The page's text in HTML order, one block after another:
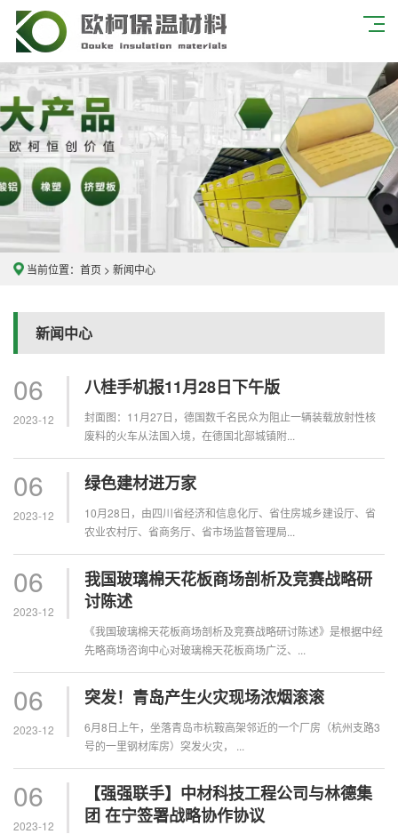
当前位置： 首页 > 新闻中心
新闻中心
06
2023-12
八桂手机报11月28日下午版
封面图：11月27日，德国数千名民众为阻止一辆装载放射性核
废料的火车从法国入境，在德国北部城镇附...
06
2023-12
绿色建材进万家
10月28日，由四川省经济和信息化厅、省住房城乡建设厅、省
农业农村厅、省商务厅、省市场监督管理局...
06
2023-12
我国玻璃棉天花板商场剖析及竞赛战略研
讨陈述
《我国玻璃棉天花板商场剖析及竞赛战略研讨陈述》是根据中经
先略商场咨询中心对玻璃棉天花板商场广泛、...
06
2023-12
突发！青岛产生火灾现场浓烟滚滚
6月8日上午，坐落青岛市杭鞍高架邻近的一个厂房（杭州支路3
号的一里钢材库房）突发火灾， ...
06
2023-12
【强强联手】中材科技工程公司与林德集
团 在宁签署战略协作协议